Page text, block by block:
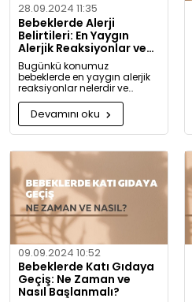
28.09.2024 11:35
Bebeklerde Alerji
Belirtileri: En Yaygın
Alerjik Reaksiyonlar ve
Önlemleri
Bugünkü konumuz
bebeklerde en yaygın alerjik
reaksiyonlar nelerdir ve
alerjiye karşı nasıl önlem
alınabilir? Artık alerjiye karşı
daha bilgili olacaksınız!
Devamını oku
09.09.2024 10:52
Bebeklerde Katı Gıdaya
Geçiş: Ne Zaman ve
Nasıl Başlanmalı?